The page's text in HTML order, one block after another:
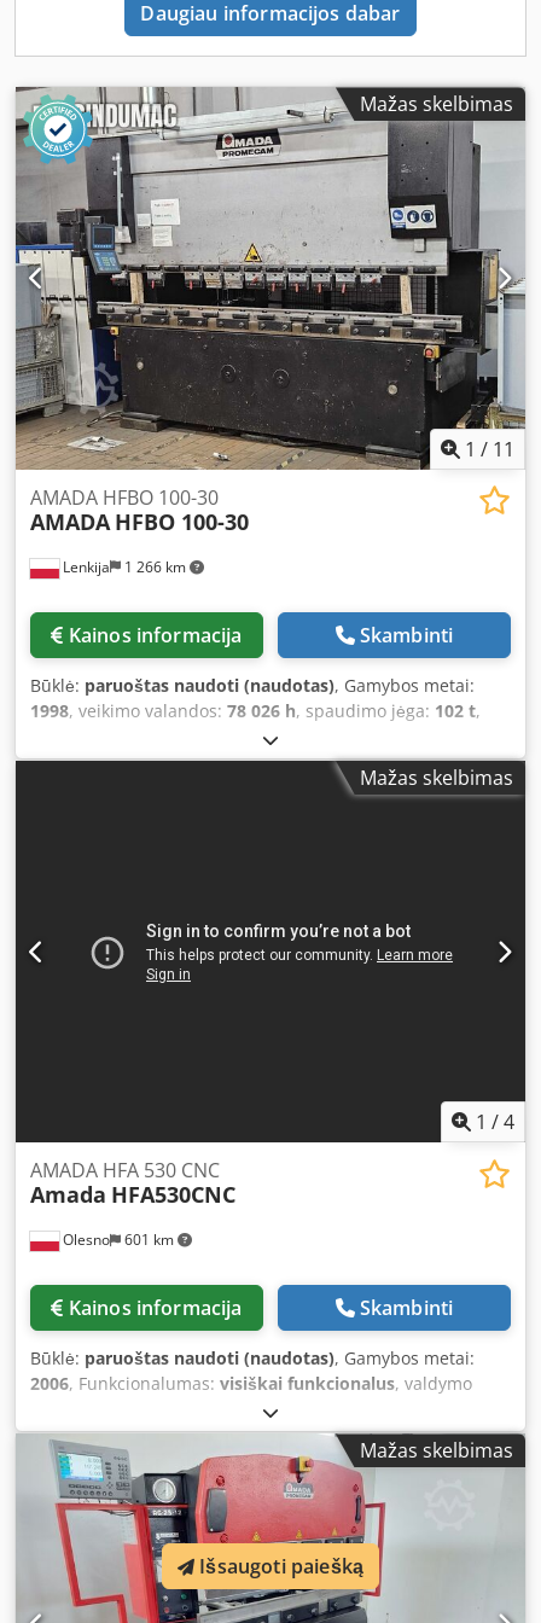
Daugiau informacijos dabar
Mažas skelbimas
1 / 11
Lenkija 1 266 km
AMADA HFBO 100-30
AMADA HFBO 100-30
Kainos informacija Skambinti
Būklė: paruoštas naudoti (naudotas), Gamybos metai:
1998, veikimo valandos: 78 026 h, spaudimo jėga: 102 t,
, ašių skaičius:
„AMADA HFBO 100-30“ presinis lenkimo staklės
pagamintas 1998 metais. Jų maksimali presavimo jėga
„AMADA HFBO 100-30“ presinį lenkimo staklį. Dėl
išsamesnės informacijos susisiekite su mumis. • Atstumas
tarp rėmų: 2700 mm • Maksimalus eiga: 200 mm • Ašių
Mažas skelbimas
1 /4
Olesno 601 km
AMADA HFA 530 CNC
Amada HFA530CNC
Kainos informacija Skambinti
Būklė: paruoštas naudoti (naudotas), Gamybos metai:
2006, Funkcionalumas: visiškai funkcionalus, valdymo
, bendras svoris:
kapitalinio remonto metai:2025, automatizacijos lygis:
automatinis , AMADA HFA 530 CNC – Fully Automatic CNC
Band Saw Refurbished in 2025 | Ready for Immediate Use
The AMADA HFA 530 CNC is a fully automatic CNC band
saw designed for precise metal cutting, series production,
and heavy-duty industrial applications. Thanks to its
robust construction weighing 6.3 tons and a state-of-the-
art CNC control system, this machine delivers stable,
Mažas skelbimas
Išsaugoti paiešką